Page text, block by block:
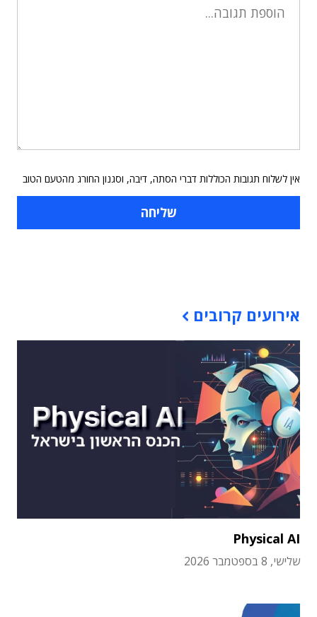
אין לשלוח תגובות הכוללות דברי הסתה, דיבה, וסגנון החורג מהטעם הטוב
אירועים קרובים
Physical AI
שלישי, 8 בספטמבר 2026